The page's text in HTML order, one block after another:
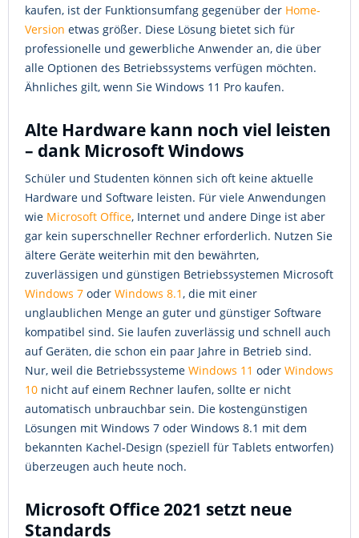
kaufen, ist der Funktionsumfang gegenüber der Home-
Version etwas größer. Diese Lösung bietet sich für
professionelle und gewerbliche Anwender an, die über
alle Optionen des Betriebssystems verfügen möchten.
Ähnliches gilt, wenn Sie Windows 11 Pro kaufen.
Alte Hardware kann noch viel leisten
– dank Microsoft Windows
Schüler und Studenten können sich oft keine aktuelle
Hardware und Software leisten. Für viele Anwendungen
wie Microsoft Office, Internet und andere Dinge ist aber
gar kein superschneller Rechner erforderlich. Nutzen Sie
ältere Geräte weiterhin mit den bewährten,
zuverlässigen und günstigen Betriebssystemen Microsoft
Windows 7 oder Windows 8.1, die mit einer
unglaublichen Menge an guter und günstiger Software
kompatibel sind. Sie laufen zuverlässig und schnell auch
auf Geräten, die schon ein paar Jahre in Betrieb sind.
Nur, weil die Betriebssysteme Windows 11 oder Windows
10 nicht auf einem Rechner laufen, sollte er nicht
automatisch unbrauchbar sein. Die kostengünstigen
Lösungen mit Windows 7 oder Windows 8.1 mit dem
bekannten Kachel-Design (speziell für Tablets entworfen)
überzeugen auch heute noch.
Microsoft Office 2021 setzt neue
Standards